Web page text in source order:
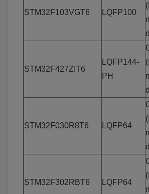
STM32F103VGT6 LQFP100
STM32F427ZIT6
LQFP144-
PH
STM32F030R8T6 LQFP64
STM32F302RBT6 LQFP64